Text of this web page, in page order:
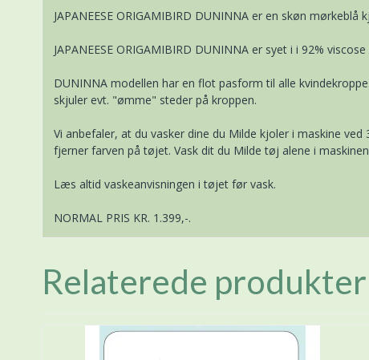
JAPANEESE ORIGAMIBIRD DUNINNA er en skøn
JAPANEESE ORIGAMIBIRD DUNINNA er syet i i 92%
DUNINNA modellen har en flot pasform til alle
skjuler evt. "ømme" steder på kroppen.
Vi anbefaler, at du vasker dine du Milde kjoler i maskine
fjerner farven på tøjet. Vask dit du Milde tøj alene i
Læs altid vaskeanvisningen i tøjet før vask.
NORMAL PRIS KR. 1.399,-.
Relaterede produkter